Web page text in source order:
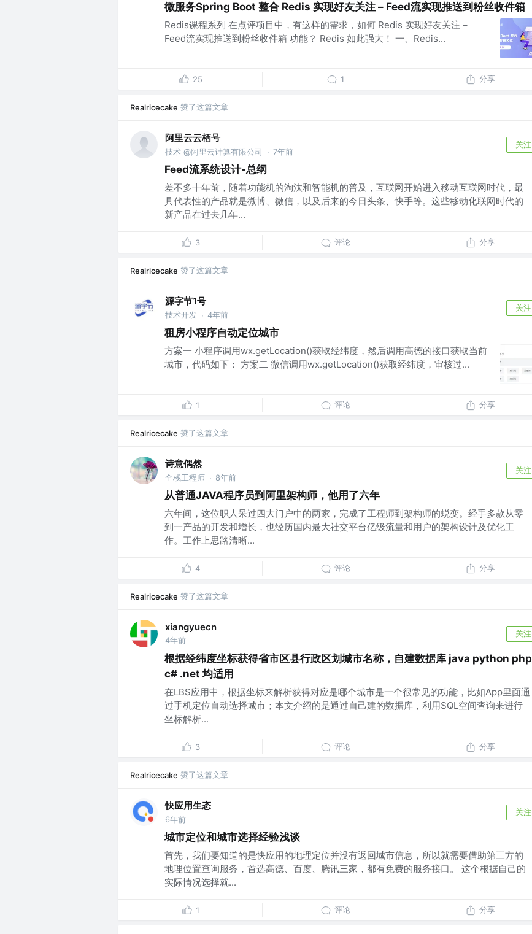
微服务Spring Boot 整合 Redis 实现好友关注 – Feed流实现推送到粉丝收件箱
Redis课程系列 在点评项目中，有这样的需求，如何 Redis 实现好友关注 –
Feed流实现推送到粉丝收件箱 功能？ Redis 如此强大！ 一、Redis...
25 1 分享
Realricecake 赞了这篇文章
阿里云云栖号
技术 @阿里云计算有限公司 · 7年前
关注
Feed流系统设计-总纲
差不多十年前，随着功能机的淘汰和智能机的普及，互联网开始进入移动互联网时代，最
具代表性的产品就是微博、微信，以及后来的今日头条、快手等。这些移动化联网时代的
新产品在过去几年...
3 评论 分享
Realricecake 赞了这篇文章
源字节1号
技术开发 · 4年前
关注
租房小程序自动定位城市
方案一 小程序调用wx.getLocation()获取经纬度，然后调用高德的接口获取当前
城市，代码如下： 方案二 微信调用wx.getLocation()获取经纬度，审核过...
1 评论 分享
Realricecake 赞了这篇文章
诗意偶然
全栈工程师 · 8年前
关注
从普通JAVA程序员到阿里架构师，他用了六年
六年间，这位职人呆过四大门户中的两家，完成了工程师到架构师的蜕变。经手多款从零
到一产品的开发和增长，也经历国内最大社交平台亿级流量和用户的架构设计及优化工
作。工作上思路清晰...
4 评论 分享
Realricecake 赞了这篇文章
xiangyuecn
4年前
关注
根据经纬度坐标获得省市区县行政区划城市名称，自建数据库 java python php
c# .net 均适用
在LBS应用中，根据坐标来解析获得对应是哪个城市是一个很常见的功能，比如App里面通
过手机定位自动选择城市；本文介绍的是通过自己建的数据库，利用SQL空间查询来进行
坐标解析...
3 评论 分享
Realricecake 赞了这篇文章
快应用生态
6年前
关注
城市定位和城市选择经验浅谈
首先，我们要知道的是快应用的地理定位并没有返回城市信息，所以就需要借助第三方的
地理位置查询服务，首选高德、百度、腾讯三家，都有免费的服务接口。 这个根据自己的
实际情况选择就...
1 评论 分享